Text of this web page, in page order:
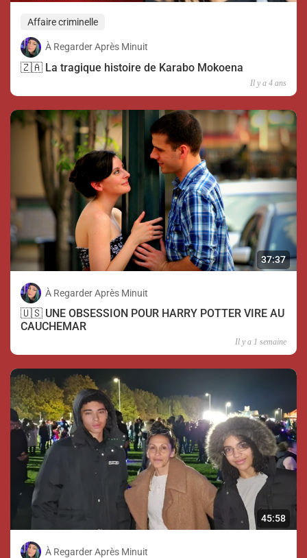
Affaire criminelle
À Regarder Après Minuit
🇿🇦 La tragique histoire de Karabo Mokoena
Il y a 4 ans
37:37
À Regarder Après Minuit
🇺🇸 UNE OBSESSION POUR HARRY POTTER VIRE AU
CAUCHEMAR
Il y a 1 semaine
45:58
À Regarder Après Minuit